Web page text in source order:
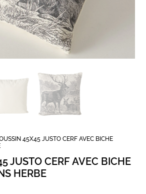
45X45 JUSTO CERF AVEC BICHE
JUSTO CERF AVEC BICHE
HERBE